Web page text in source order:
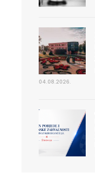
04.08.2026.